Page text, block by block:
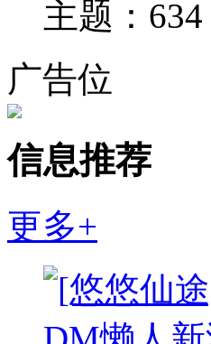
主题：634
广告位
信息推荐
更多+